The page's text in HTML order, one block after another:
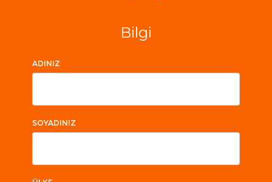
Bilgi
ADINIZ
SOYADINIZ